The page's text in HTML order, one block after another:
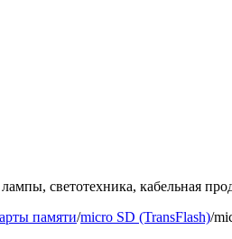
светотехника, кабельная
памяти/micro SD (TransFlash)/